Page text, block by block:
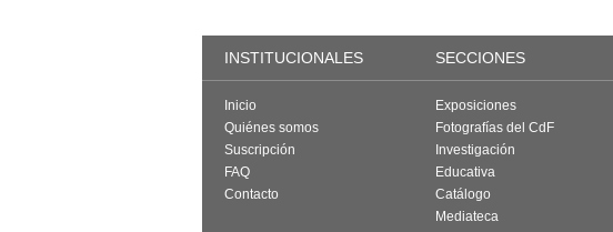
INSTITUCIONALES SECCIONES
Inicio
Quiénes somos
Suscripción
FAQ
Contacto
Exposiciones
Fotografías del CdF
Investigación
Educativa
Catálogo
Mediateca